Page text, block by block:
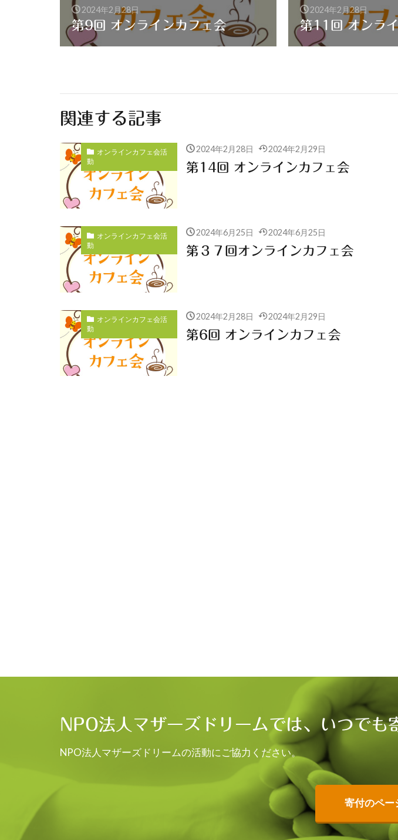
2024年2月28日
第9回 オンラインカフェ会
2024年2月28日
第11回 オンラ
関連する記事
オンラインカフェ会活
動
2024年2月28日 2024年2月29日
第14回 オンラインカフェ会
オンラインカフェ会活
動
2024年6月25日 2024年6月25日
第３７回オンラインカフェ会
オンラインカフェ会活
動
2024年2月28日 2024年2月29日
第6回 オンラインカフェ会
NPO法人マザーズドリームでは、いつでも
NPO法人マザーズドリームの活動にご協力ください。
寄付のペー